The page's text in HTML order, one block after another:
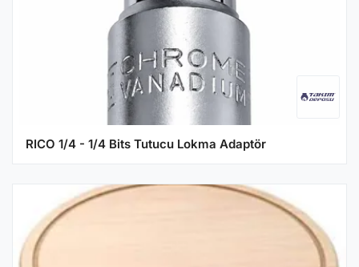
RICO 1/4 - 1/4 Bits Tutucu Lokma Adaptör